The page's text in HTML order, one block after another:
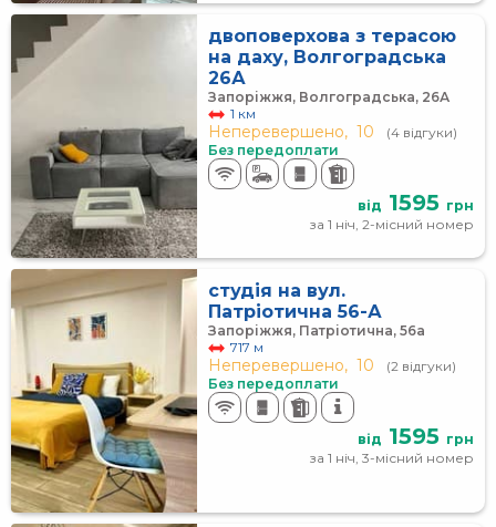
двоповерхова з терасою
на даху, Волгоградська
26А
Запоріжжя, Волгоградська, 26А
1 км
Неперевершено, 10
(4 відгуки)
Без передоплати
від 1595 грн
за 1 ніч, 2-місний номер
студія на вул.
Патріотична 56-А
Запоріжжя, Патріотична, 56а
717 м
Неперевершено, 10
(2 відгуки)
Без передоплати
від 1595 грн
за 1 ніч, 3-місний номер